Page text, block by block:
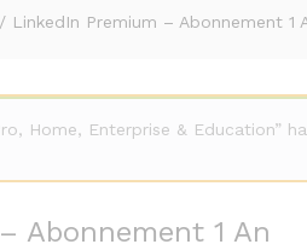
/ LinkedIn Premium – Abonnement 1
Home, Enterprise & Education”
Abonnement 1 An